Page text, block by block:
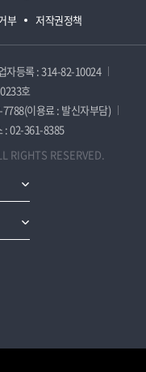
부 저작권정책
자등록 : 314-82-10024
호
이용료 : 발신자부담)
: 02-361-8385
RIGHTS RESERVED.